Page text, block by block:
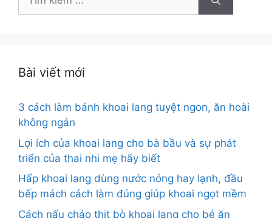
Bài viết mới
3 cách làm bánh khoai lang tuyệt ngon, ăn hoài
không ngán
Lợi ích của khoai lang cho bà bầu và sự phát
triển của thai nhi mẹ hãy biết
Hấp khoai lang dùng nước nóng hay lạnh, đầu
bếp mách cách làm đúng giúp khoai ngọt mềm
Cách nấu cháo thịt bò khoai lang cho bé ăn